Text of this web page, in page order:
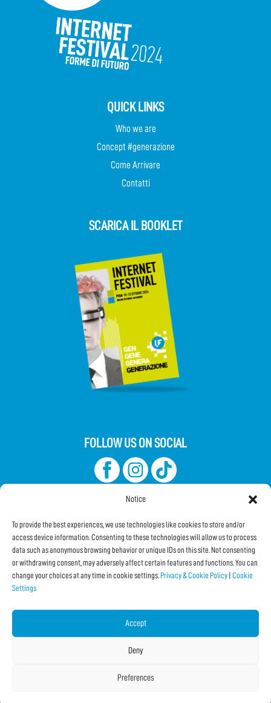
Notice
To provide the best experiences, we use technologies like cookies to store and/or
access device information. Consenting to these technologies will allow us to process
data such as anonymous browsing behavior or unique IDs on this site. Not consenting
or withdrawing consent, may adversely affect certain features and functions. You can
change your choices at any time in cookie settings. Privacy & Cookie Policy Cookie
Settings
Accept
Deny
Preferences
QUICK LINKS
Who we are
Concept #generazione
Come Arrivare
Contatti
SCARICA IL BOOKLET
FOLLOW US ON SOCIAL
Subscribe to the Newsletter
Facebook
La Jetée|Privacy & Cookie Policy